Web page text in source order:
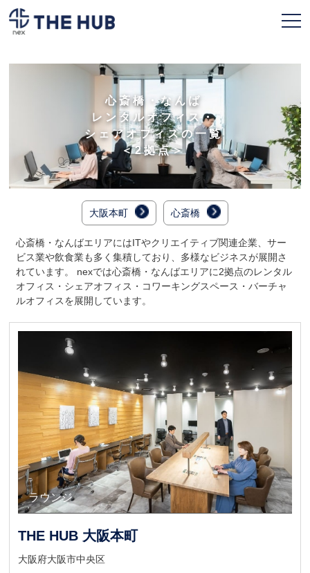
お申込み 会員ページ
TOPページ
利用プラン
拠点一覧
契約フロー
よくある質問
人気のオフィス
心斎橋・なんば
レンタルオフィス・
シェアオフィスの一覧
＜2拠点＞
大阪本町 心斎橋
心斎橋・なんばエリアにはITやクリエイティブ関連企業、サー
ビス業や飲食業も多く集積しており、多様なビジネスが展開さ
れています。 nexでは心斎橋・なんばエリアに2拠点のレンタル
オフィス・シェアオフィス・コワーキングスペース・バーチャ
ルオフィスを展開しています。
キャンペーン
ラウンジ
会議室
THE HUB 大阪本町
大阪府大阪市中央区